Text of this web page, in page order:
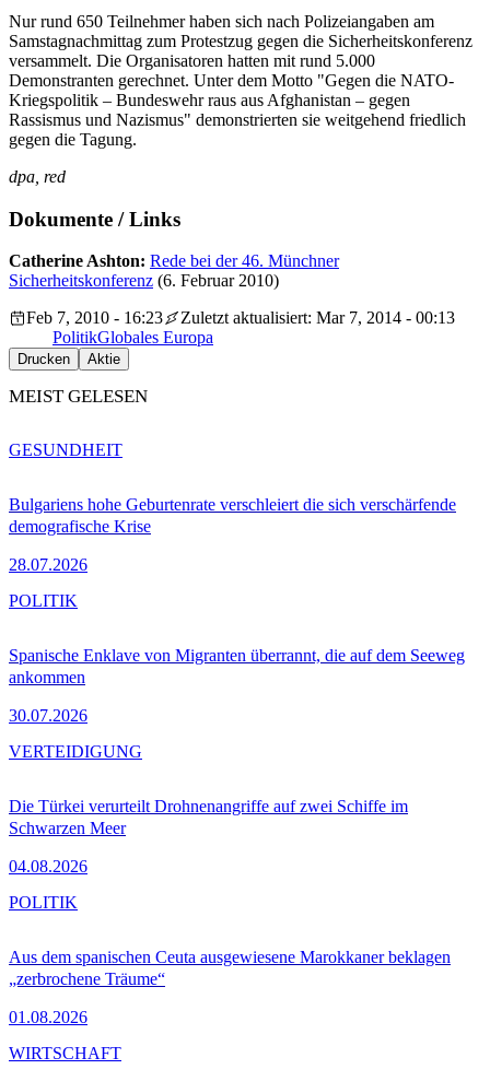
Nur rund 650 Teilnehmer haben sich nach Polizeiangaben am
Samstagnachmittag zum Protestzug gegen die Sicherheitskonferenz
versammelt. Die Organisatoren hatten mit rund 5.000
Demonstranten gerechnet. Unter dem Motto "Gegen die NATO-
Kriegspolitik – Bundeswehr raus aus Afghanistan – gegen
Rassismus und Nazismus" demonstrierten sie weitgehend friedlich
gegen die Tagung.
dpa, red
Dokumente / Links
Catherine Ashton: Rede bei der 46. Münchner
Sicherheitskonferenz (6. Februar 2010)
Feb 7, 2010 - 16:23
Zuletzt aktualisiert: Mar 7, 2014 - 00:13
PolitikGlobales Europa
Drucken Aktie
MEIST GELESEN
Bulgariens hohe Geburtenrate verschleiert die sich verschärfende
demografische Krise
28.07.2026
GESUNDHEIT
Spanische Enklave von Migranten überrannt, die auf dem Seeweg
ankommen
30.07.2026
POLITIK
Die Türkei verurteilt Drohnenangriffe auf zwei Schiffe im
Schwarzen Meer
04.08.2026
VERTEIDIGUNG
Aus dem spanischen Ceuta ausgewiesene Marokkaner beklagen
„zerbrochene Träume“
01.08.2026
POLITIK
WIRTSCHAFT